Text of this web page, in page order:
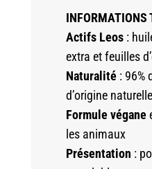
INFORMATIONS
Actifs Leos :
extra et feuilles
Naturalité : 96%
d’origine naturelle
Formule végane
les animaux
Présentation :